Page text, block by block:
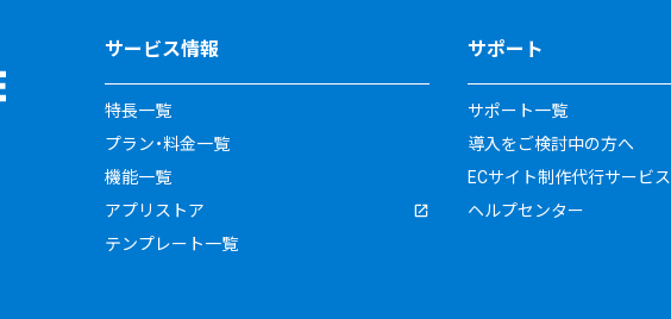
サービス情報
特長一覧
プラン・料金一覧
機能一覧
アプリストア
テンプレート一覧
サポート
サポート一覧
導入をご検討中の方へ
ECサイト制作代行サービス
ヘルプセンター